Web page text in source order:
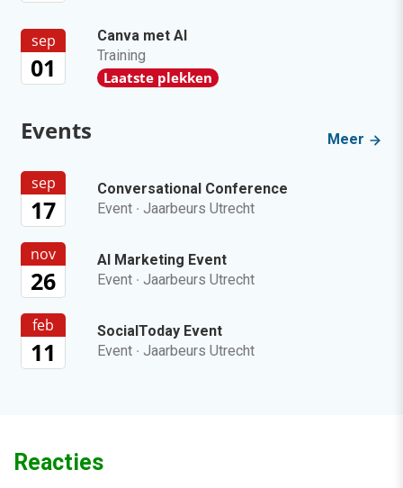
sep
01
Canva met AI
Training
Laatste plekken
Events Meer
sep
17
Conversational Conference
Event · Jaarbeurs Utrecht
nov
26
AI Marketing Event
Event · Jaarbeurs Utrecht
feb
11
SocialToday Event
Event · Jaarbeurs Utrecht
Reacties